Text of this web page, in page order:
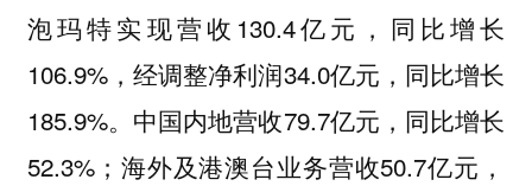
泡玛特实现营收130.4亿元，同比增长
106.9%，经调整净利润34.0亿元，同比增长
185.9%。中国内地营收79.7亿元，同比增长
52.3%；海外及港澳台业务营收50.7亿元，